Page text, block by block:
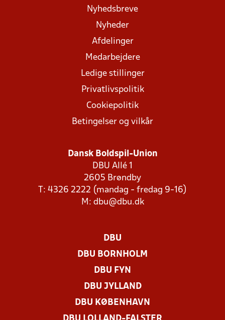
Nyhedsbreve
Nyheder
Afdelinger
Medarbejdere
Ledige stillinger
Privatlivspolitik
Cookiepolitik
Betingelser og vilkår
Dansk Boldspil-Union
DBU Allé 1
2605 Brøndby
T: 4326 2222 (mandag - fredag 9-16)
M: dbu@dbu.dk
DBU
DBU BORNHOLM
DBU FYN
DBU JYLLAND
DBU KØBENHAVN